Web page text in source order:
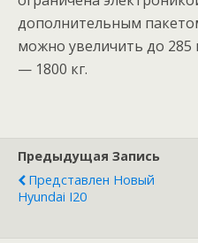
дополнительным
можно увеличить до 285
— 1800 кг.
Предыдущая Запись
Представлен Новый
Hyundai I20